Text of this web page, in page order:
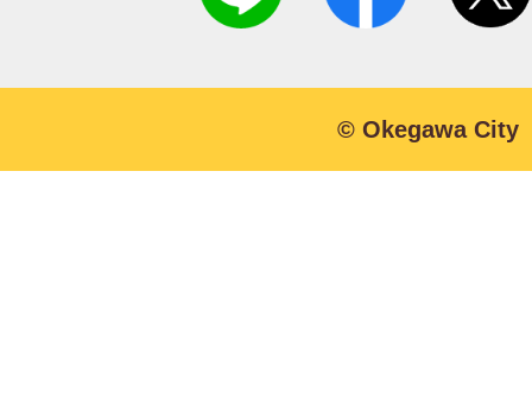
© Okegawa City